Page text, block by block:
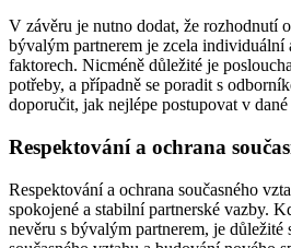
V závěru je nutno dodat, že rozhodnutí
bývalým partnerem je zcela individuální
faktorech. Nicméně důležité je
potřeby, a případně se poradit s
doporučit, jak nejlépe postupovat v dané
Respektování a ochrana
Respektování a ochrana současného
spokojené a stabilní partnerské vazby.
nevěru s bývalým partnerem, je důležité